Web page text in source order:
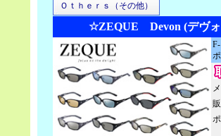
Ｏｔｈｅｒｓ（その他）
☆ZEQUE Devon (デヴ